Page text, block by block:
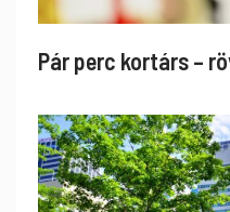
Pár perc kortárs –